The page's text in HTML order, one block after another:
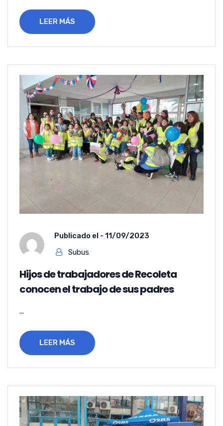
LEER MÁS
Publicado el - 11/09/2023
Subus
Hijos de trabajadores de Recoleta
conocen el trabajo de sus padres
...
LEER MÁS